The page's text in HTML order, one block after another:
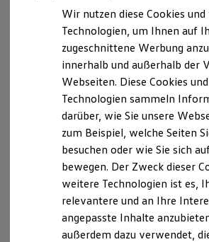
Laden unterwegs
Laden Zuhause
Ladestationen finden
Ladezeitensimulator
Batterie
Sicherheit
Nachhaltigkeit
Technologie
Kosten und Kauf
Verbrauchskosten
Kaufoptionen
E-Auto-Förderung
Software und Konnektivität
Die ID. Software 6
ID. Software Versionen
Digitale Extras
Schnittstellen zu Ihrem
Sie Ihr Fahrzeug weiter
auf den Abschluss warten
Infotainment unter
haben Sie die Möglichkeit,
einzusehen. Wenn Sie die
pausiert der Download.
einschalten, wird er
Installation:
Wenn der Download
bekommen Sie eine
Installation des Updates
Installation starten, dann
Fahrzeug sicher ab und
Fahrzeug. Die Zündung wird
Wir nutzen diese Cookies
Technologien, um Ihnen auf
zugeschnittene Werbung
innerhalb und außerhalb der
Webseiten. Diese Cookies
Technologien sammeln
darüber, wie Sie unsere
zum Beispiel, welche Seiten
besuchen oder wie Sie sich
bewegen. Der Zweck dieser
weitere Technologien ist es,
relevantere und an Ihre
angepasste Inhalte
außerdem dazu verwendet,